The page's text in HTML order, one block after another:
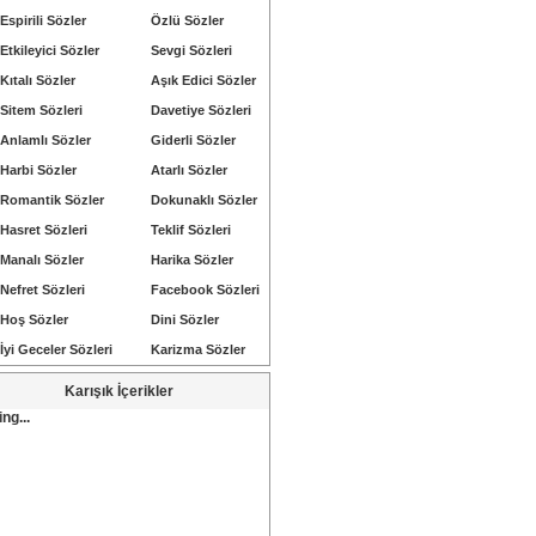
Espirili Sözler
Etkileyici Sözler
Kıtalı Sözler
Sitem Sözleri
Anlamlı Sözler
Harbi Sözler
Romantik Sözler
Hasret Sözleri
Manalı Sözler
Nefret Sözleri
Hoş Sözler
İyi Geceler Sözleri
Özlü Sözler
Sevgi Sözleri
Aşık Edici Sözler
Davetiye Sözleri
Giderli Sözler
Atarlı Sözler
Dokunaklı Sözler
Teklif Sözleri
Harika Sözler
Facebook Sözleri
Dini Sözler
Karizma Sözler
Karışık İçerikler